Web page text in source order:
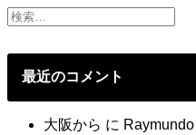
ご
と
グ
最近のコメント
大阪から に